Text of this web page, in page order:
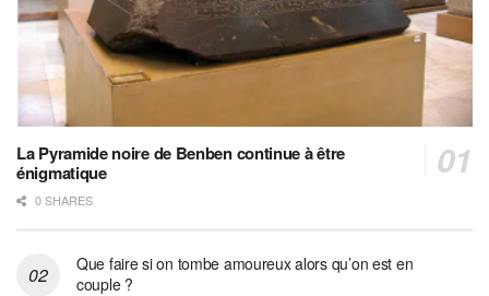
La Pyramide noire de Benben continue à être
énigmatique
0 SHARES
Que faire si on tombe amoureux alors qu’on est en
couple ?